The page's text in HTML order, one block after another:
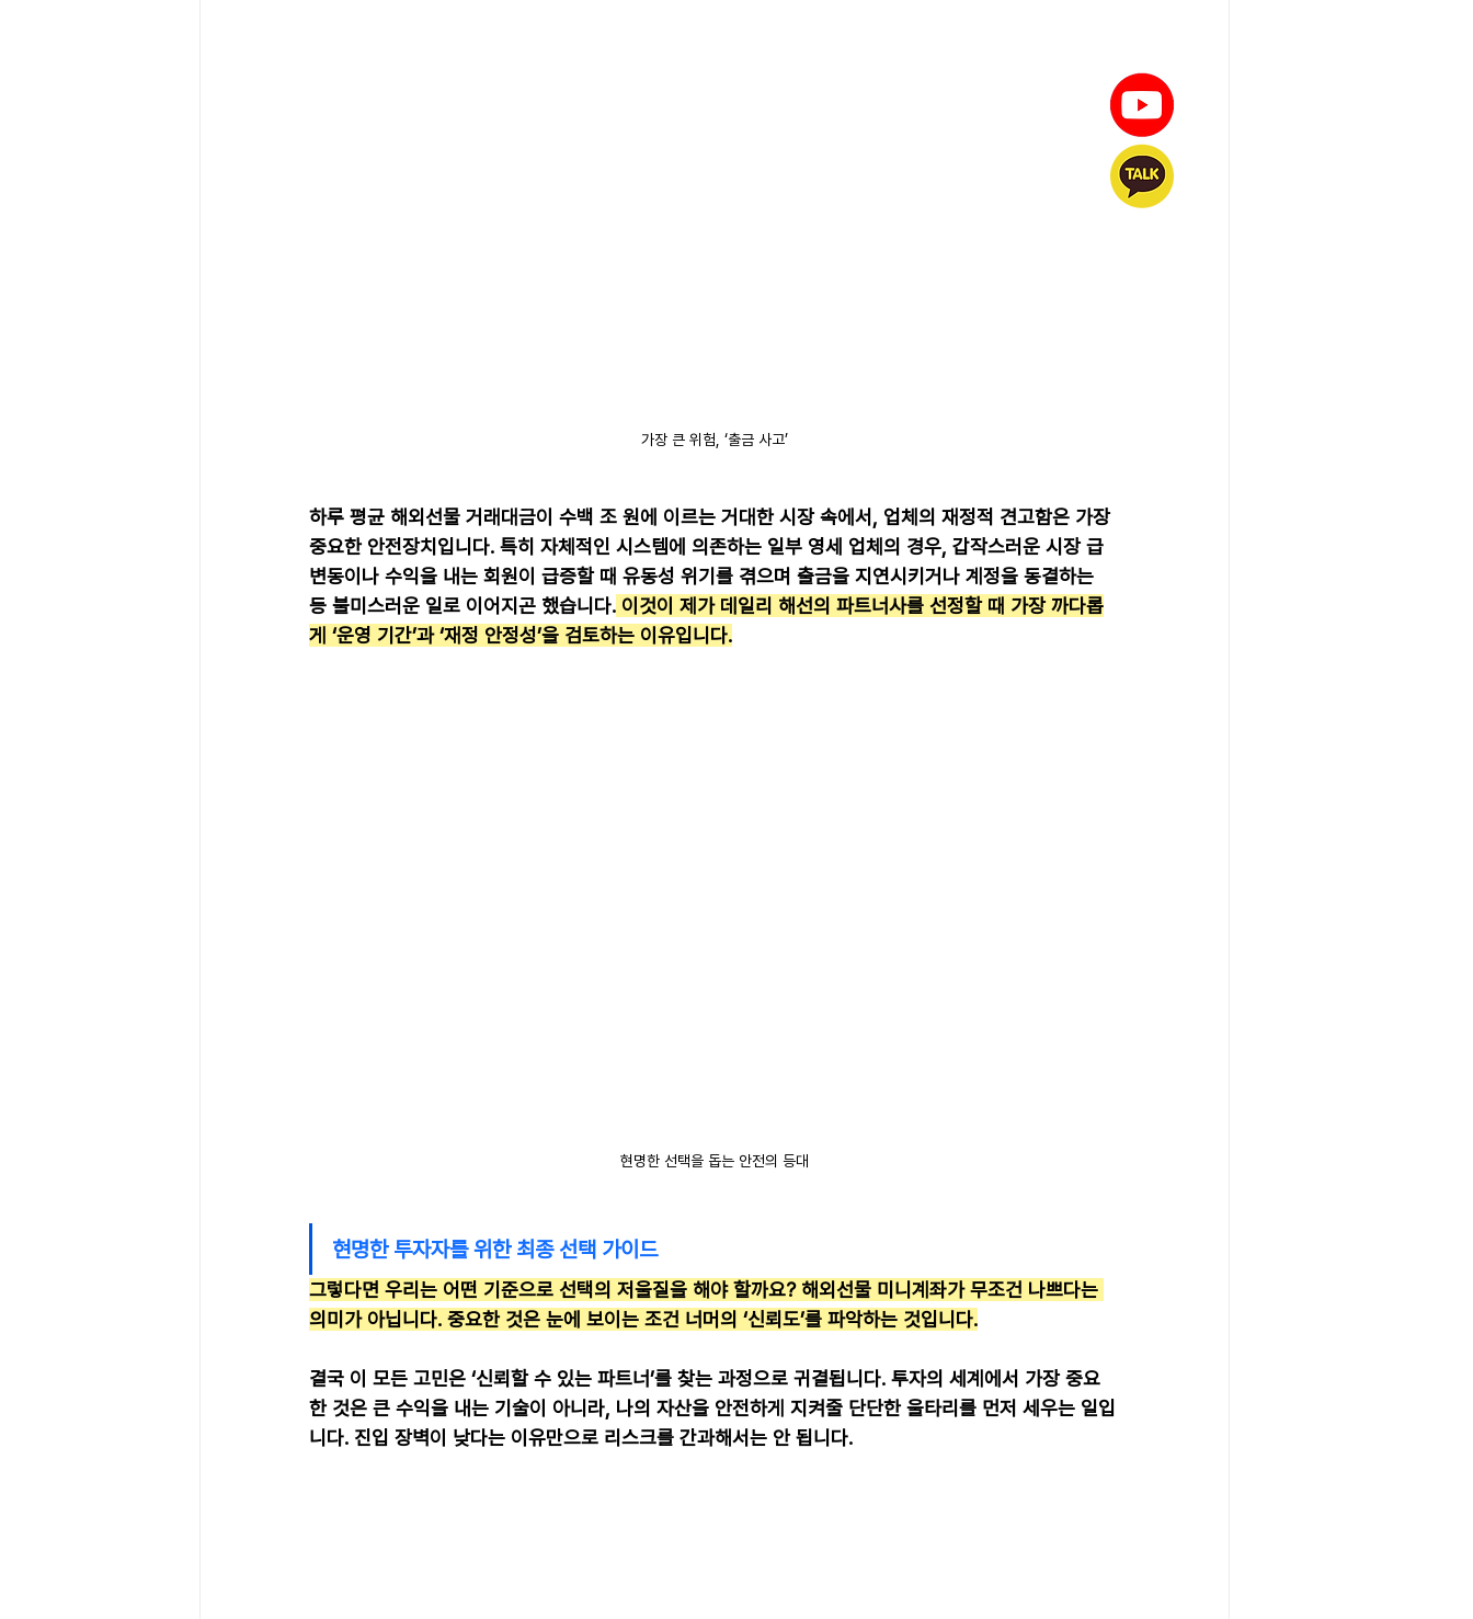
가장 큰 위험, ‘출금 사고’
하루 평균 해외선물 거래대금이 수백 조 원에 이르는 거대한 시장 속에서, 업체의 재정적 견고함은 가장
중요한 안전장치입니다. 특히 자체적인 시스템에 의존하는 일부 영세 업체의 경우, 갑작스러운 시장 급
변동이나 수익을 내는 회원이 급증할 때 유동성 위기를 겪으며 출금을 지연시키거나 계정을 동결하는
등 불미스러운 일로 이어지곤 했습니다. 이것이 제가 데일리 해선의 파트너사를 선정할 때 가장 까다롭
게 ‘운영 기간’과 ‘재정 안정성’을 검토하는 이유입니다.
현명한 선택을 돕는 안전의 등대
현명한 투자자를 위한 최종 선택 가이드
그렇다면 우리는 어떤 기준으로 선택의 저울질을 해야 할까요? 해외선물 미니계좌가 무조건 나쁘다는
의미가 아닙니다. 중요한 것은 눈에 보이는 조건 너머의 ‘신뢰도’를 파악하는 것입니다.
결국 이 모든 고민은 ‘신뢰할 수 있는 파트너’를 찾는 과정으로 귀결됩니다. 투자의 세계에서 가장 중요
한 것은 큰 수익을 내는 기술이 아니라, 나의 자산을 안전하게 지켜줄 단단한 울타리를 먼저 세우는 일입
니다. 진입 장벽이 낮다는 이유만으로 리스크를 간과해서는 안 됩니다.